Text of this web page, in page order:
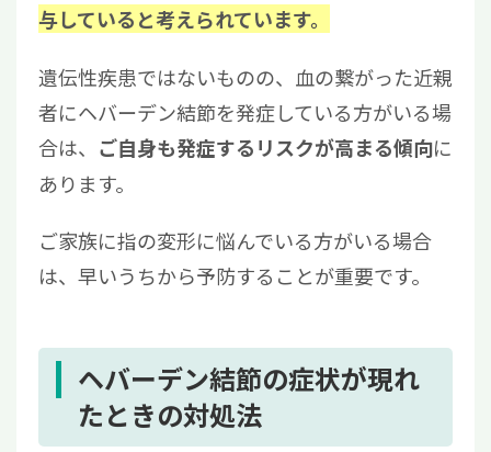
与していると考えられています。
遺伝性疾患ではないものの、血の繋がった近親
者にヘバーデン結節を発症している方がいる場
合は、 ご自身も発症するリスクが高まる傾向に
あります。
ご家族に指の変形に悩んでいる方がいる場合
は、早いうちから予防することが重要です。
ヘバーデン結節の症状が現れ
たときの対処法